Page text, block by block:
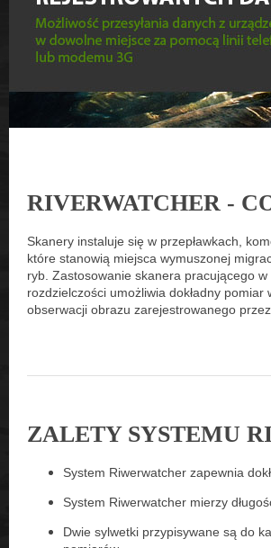
RIVERWATCHER -
Skanery instaluje się w przepławkach,
które stanowią miejsca wymuszonej
ryb. Zastosowanie skanera pracującego
rozdzielczości umożliwia dokładny
obserwacji obrazu zarejestrowanego przez
ZALETY SYSTEMU
System Riwerwatcher zapewnia
System Riwerwatcher mierzy
Dwie sylwetki przypisywane są do